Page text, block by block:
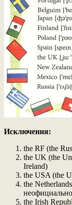
Исключения:
the RF (the
the UK (the
Ireland)
the USA (the
the
the Irish